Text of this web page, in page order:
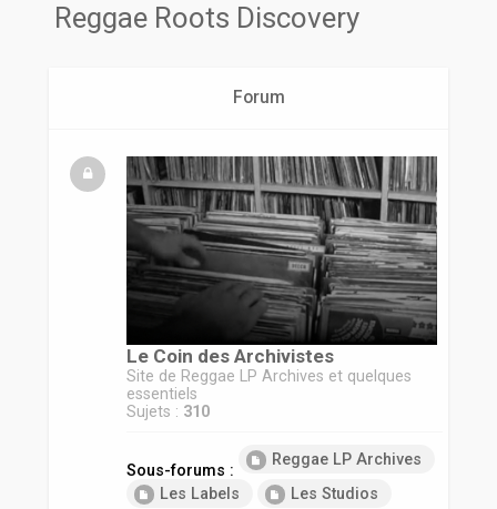
Reggae Roots Discovery
Forum
Le Coin des Archivistes
Site de Reggae LP Archives et quelques
essentiels
Sujets : 310
Sous-forums :
Reggae LP Archives
Les Labels
Les Studios